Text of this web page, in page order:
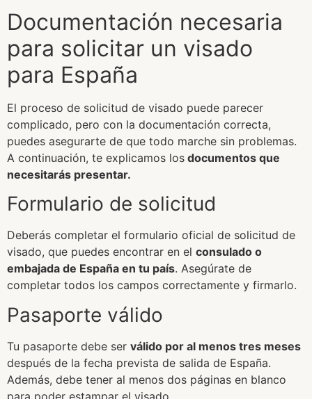
Documentación necesaria
para solicitar un visado
para España
El proceso de solicitud de visado puede parecer
complicado, pero con la documentación correcta,
puedes asegurarte de que todo marche sin problemas.
A continuación, te explicamos los documentos que
necesitarás presentar.
Formulario de solicitud
Deberás completar el formulario oficial de solicitud de
visado, que puedes encontrar en el consulado o
embajada de España en tu país. Asegúrate de
completar todos los campos correctamente y firmarlo.
Pasaporte válido
Tu pasaporte debe ser válido por al menos tres meses
después de la fecha prevista de salida de España.
Además, debe tener al menos dos páginas en blanco
para poder estampar el visado.